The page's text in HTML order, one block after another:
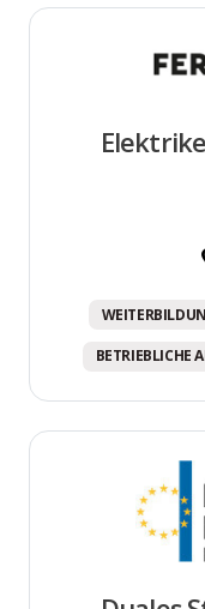
BETRIEBLICHE